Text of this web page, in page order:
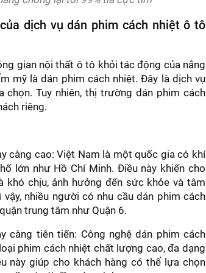
dịch vụ dán phim cách nhiệt ô tô
gian nội thất ô tô khỏi tác động của nắng
mỹ là dán phim cách nhiệt. Đây là dịch vụ
Tuy nhiên, thị trường dán phim cách
riêng.
càng cao: Việt Nam là một quốc gia có khí
lớn như Hồ Chí Minh. Điều này khiến cho
chịu, ảnh hưởng đến sức khỏe và tâm
nhiều người có nhu cầu dán phim cách
trung tâm như Quận 6.
càng tiên tiến: Công nghệ dán phim cách
phim cách nhiệt chất lượng cao, đa dạng
này giúp cho khách hàng có thể lựa chọn